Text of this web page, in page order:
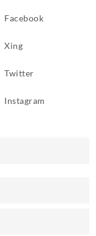
Facebook
Xing
Twitter
Instagram